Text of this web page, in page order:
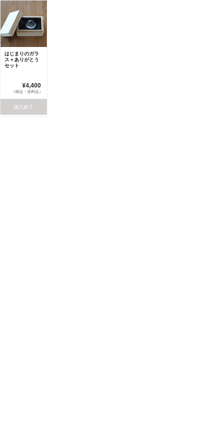
はじまりのガラ
ス＋ありがとう
セット
¥4,400
（税込・送料込）
購入終了